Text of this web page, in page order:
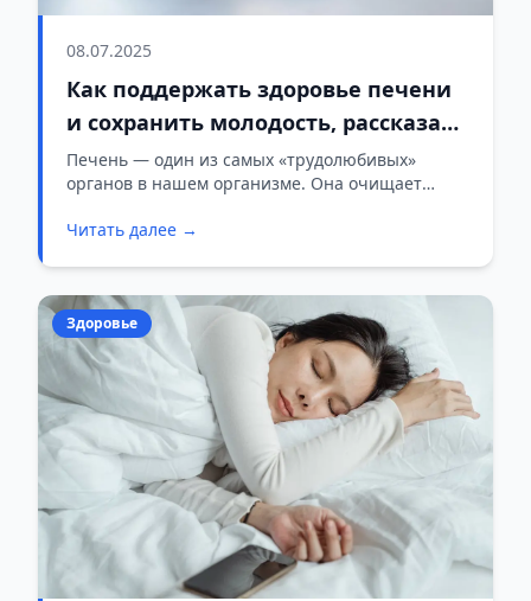
08.07.2025
Как поддержать здоровье печени
и сохранить молодость, рассказала
диетолог
Печень — один из самых «трудолюбивых»
органов в нашем организме. Она очищает
накапливает витамины и участвует в
особенно если в нём много сахара и
переработанных продуктов.
Читать далее →
Здоровье